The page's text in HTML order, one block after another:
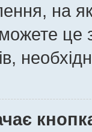
на
це